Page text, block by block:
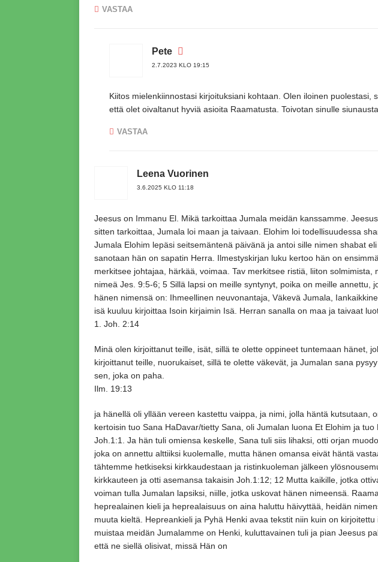
VASTAA
Pete
2.7.2023 KLO 19:15
Kiitos mielenkiinnostasi kirjoituksiani kohtaan. Olen iloinen puolestasi,
että olet oivaltanut hyviä asioita Raamatusta. Toivotan sinulle
VASTAA
Leena Vuorinen
3.6.2025 KLO 11:18
Jeesus on Immanu El. Mikä tarkoittaa Jumala meidän kanssamme.
sitten tarkoittaa, Jumala loi maan ja taivaan. Elohim loi todellisuudessa
Jumala Elohim lepäsi seitsemäntenä päivänä ja antoi sille nimen shabat
sanotaan hän on sapatin Herra. Ilmestyskirjan luku kertoo hän on
merkitsee johtajaa, härkää, voimaa. Tav merkitsee ristiä, liiton solmimista,
nimeä Jes. 9:5-6; 5 Sillä lapsi on meille syntynyt, poika on meille annettu,
hänen nimensä on: Ihmeellinen neuvonantaja, Väkevä Jumala,
isä kuuluu kirjoittaa Isoin kirjaimin Isä. Herran sanalla on maa ja taivaat
1. Joh. 2:14
Minä olen kirjoittanut teille, isät, sillä te olette oppineet tuntemaan hänet,
kirjoittanut teille, nuorukaiset, sillä te olette väkevät, ja Jumalan sana
sen, joka on paha.
Ilm. 19:13
ja hänellä oli yllään vereen kastettu vaippa, ja nimi, jolla häntä kutsutaan,
kertoisin tuo Sana HaDavar/tietty Sana, oli Jumalan luona Et Elohim ja tuo
Joh.1:1. Ja hän tuli omiensa keskelle, Sana tuli siis lihaksi, otti orjan
joka on annettu alttiiksi kuolemalle, mutta hänen omansa eivät häntä
tähtemme hetkiseksi kirkkaudestaan ja ristinkuoleman jälkeen
kirkkauteen ja otti asemansa takaisin Joh.1:12; 12 Mutta kaikille, jotka
voiman tulla Jumalan lapsiksi, niille, jotka uskovat hänen nimeensä.
heprealainen kieli ja heprealaisuus on aina haluttu häivyttää, heidän
muuta kieltä. Hepreankieli ja Pyhä Henki avaa tekstit niin kuin on
muistaa meidän Jumalamme on Henki, kuluttavainen tuli ja pian Jeesus
että ne siellä olisivat, missä Hän on